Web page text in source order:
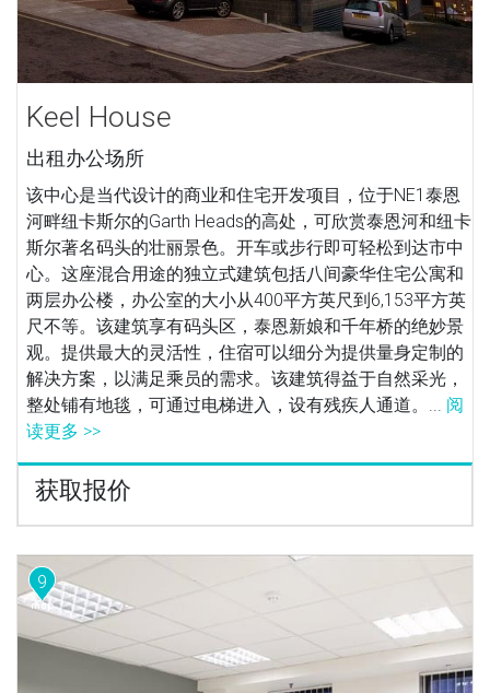
Keel House
出租办公场所
该中心是当代设计的商业和住宅开发项目，位于NE1泰恩
河畔纽卡斯尔的Garth Heads的高处，可欣赏泰恩河和纽卡
斯尔著名码头的壮丽景色。开车或步行即可轻松到达市中
心。这座混合用途的独立式建筑包括八间豪华住宅公寓和
两层办公楼，办公室的大小从400平方英尺到6,153平方英
尺不等。该建筑享有码头区，泰恩新娘和千年桥的绝妙景
观。提供最大的灵活性，住宿可以细分为提供量身定制的
解决方案，以满足乘员的需求。该建筑得益于自然采光，
整处铺有地毯，可通过电梯进入，设有残疾人通道。... 阅
读更多 >>
获取报价
9